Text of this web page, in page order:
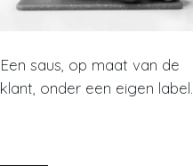
Een saus, op maat van de
klant, onder een eigen label.